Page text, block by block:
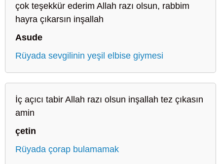
çok teşekkür ederim Allah razı olsun, rabbim
hayra çıkarsın inşallah
Asude
Rüyada sevgilinin yeşil elbise giymesi
İç açıcı tabir Allah razı olsun inşallah tez çıkasın
amin
çetin
Rüyada çorap bulamamak